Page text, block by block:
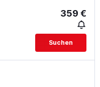
359 €
Suchen